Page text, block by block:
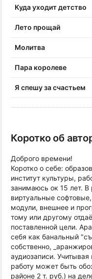
Куда уходит детство
Лето прощай
Молитва
Пара королеве
Я спешу за счастьем
Коротко об
Доброго времени!
Коротко о себе:
институт культуры,
занимаюсь ок 15 лет. В
виртуальные
модули, внешнее и
тому или другому
поставленной цели.
себя как банальный
собственно,
аудиозаписи.
работу может быть
районе 2 т. руб.) на